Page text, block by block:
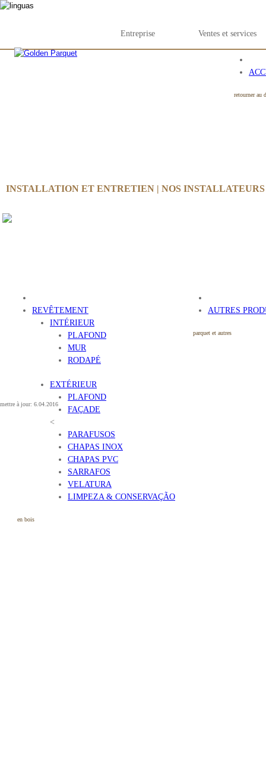
Entreprise Ventes et services
retourner au
REVÊTEMENT
INTÉRIEUR
PLAFOND
MUR
RODAPÉ
EXTÉRIEUR
PLAFOND
FAÇADE
<
PARAFUSOS
CHAPAS INOX
CHAPAS PVC
SARRAFOS
VELATURA
LIMPEZA & CONSERVAÇÃO
en bois
AUTRES
parquet et autres
INSTALLATION ET ENTRETIEN | NOS INSTALLATEURS
mettre à jour: 6.04.2016